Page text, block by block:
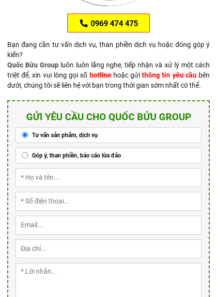
0969 474 475
Bạn đang cần tư vấn dịch vụ, than phiền dịch vụ hoặc đóng góp ý
kiến?
Quốc Bửu Group luôn luôn lắng nghe, tiếp nhận và xử lý một cách
triệt để, xin vui lòng gọi số hotlinehoặc gửithông tin yêu cầubên
dưới, chúng tôi sẽ liên hệ với bạn trong thời gian sớm nhất có thể.
GỬI YÊU CẦU CHO QUỐC BỬU GROUP
Tư vấn sản phẩm, dịch vụ
Góp ý, than phiền, báo cáo lừa đảo